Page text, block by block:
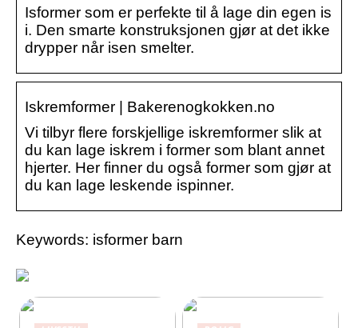
Isformer som er perfekte til å lage din egen is
i. Den smarte konstruksjonen gjør at det ikke
drypper når isen smelter.
Iskremformer | Bakerenogkokken.no
Vi tilbyr flere forskjellige iskremformer slik at
du kan lage iskrem i former som blant annet
hjerter. Her finner du også former som gjør at
du kan lage leskende ispinner.
Keywords: isformer barn